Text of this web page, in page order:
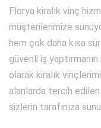
Florya kiralık vinç
müşterilerimize
hem çok daha kısa
güvenli iş yaptırmanın
olarak kiralık
alanlarda tercih edilen
sizlerin tarafınıza